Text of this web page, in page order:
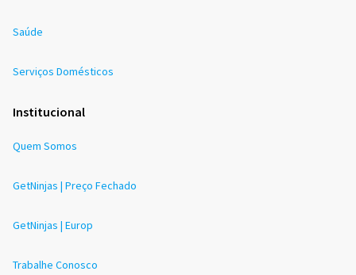
Saúde
Serviços Domésticos
Institucional
Quem Somos
GetNinjas | Preço Fechado
GetNinjas | Europ
Trabalhe Conosco